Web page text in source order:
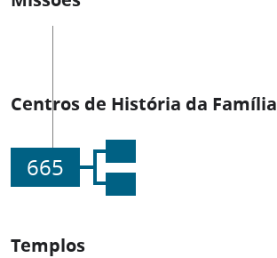
Centros de História da Família
665
Templos